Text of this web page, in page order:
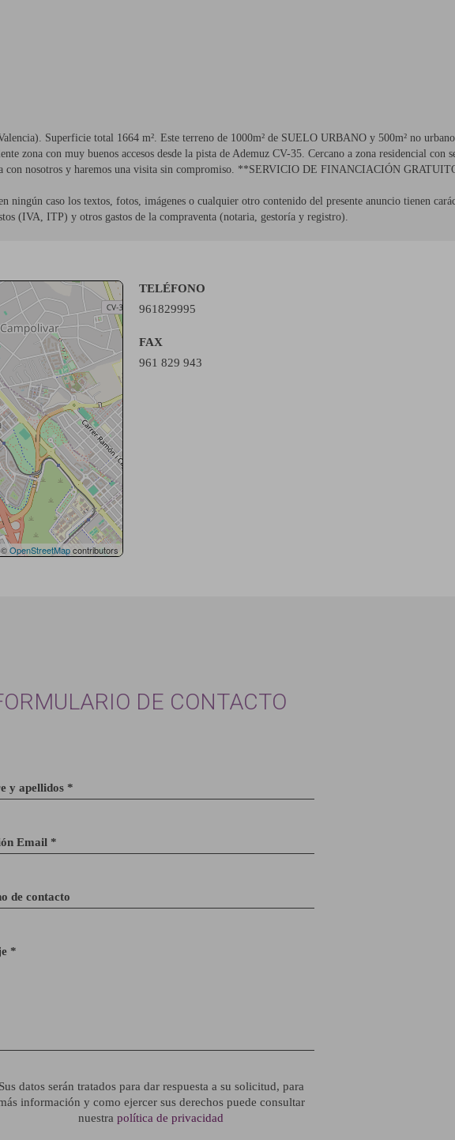
Superficie total 1664 m². Este terreno de 1000m² de SUELO URBANO y 500m² no
zona con muy buenos accesos desde la pista de Ademuz CV-35. Cercano a zona residencial con
con nosotros y haremos una visita sin compromiso. **SERVICIO DE FINANCIACIÓN
caso los textos, fotos, imágenes o cualquier otro contenido del presente anuncio tienen
(IVA, ITP) y otros gastos de la compraventa (notaria, gestoría y registro).
©OpenStreetMapcontributors
TELÉFONO
961829995
FAX
961 829 943
DE CONTACTO
y apellidos *
Email *
de contacto
*
Sus datos serán tratados para dar respuesta a su solicitud, para
información y como ejercer sus derechos puede consultar
nuestra política de privacidad